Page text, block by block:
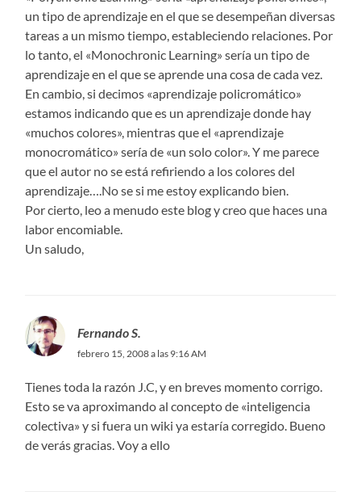
un tipo de aprendizaje en el que se desempeñan diversas
tareas a un mismo tiempo, estableciendo relaciones. Por
lo tanto, el «Monochronic Learning» sería un tipo de
aprendizaje en el que se aprende una cosa de cada vez.
En cambio, si decimos «aprendizaje policromático»
estamos indicando que es un aprendizaje donde hay
«muchos colores», mientras que el «aprendizaje
monocromático» sería de «un solo color». Y me parece
que el autor no se está refiriendo a los colores del
aprendizaje….No se si me estoy explicando bien.
Por cierto, leo a menudo este blog y creo que haces una
labor encomiable.
Un saludo,
Fernando S.
febrero 15, 2008 a las 9:16 AM
Tienes toda la razón J.C, y en breves momento corrigo.
Esto se va aproximando al concepto de «inteligencia
colectiva» y si fuera un wiki ya estaría corregido. Bueno
de verás gracias. Voy a ello